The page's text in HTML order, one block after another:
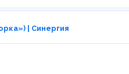
| Синергия